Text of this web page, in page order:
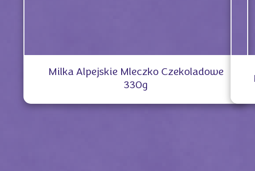
Milka Alpejskie Mleczko Czekoladowe
330g